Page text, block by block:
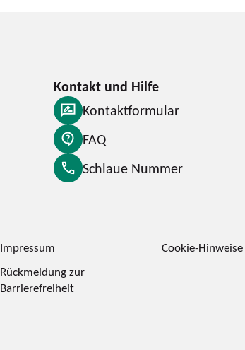
Kontaktformular
FAQ
Schlaue Nummer
Impressum Cookie-Hinweise
Rückmeldung zur
Barrierefreiheit